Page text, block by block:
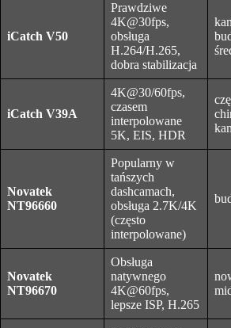
iCatch V50
Prawdziwe
4K@30fps,
obsługa
H.264/H.265,
dobra stabilizacja
iCatch V39A
4K@30/60fps,
czasem
interpolowane
5K, EIS, HDR
Novatek
NT96660
Popularny w
tańszych
dashcamach,
obsługa 2.7K/4K
(często
interpolowane)
Novatek
NT96670
Obsługa
natywnego
4K@60fps,
lepsze ISP, H.265